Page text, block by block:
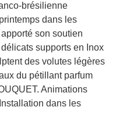
brésilienne
dans les
son soutien
supports en Inox
des volutes légères
du pétillant parfum
Animations
dans les